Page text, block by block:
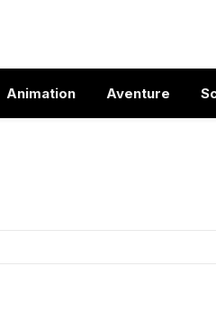
Animation Aventure